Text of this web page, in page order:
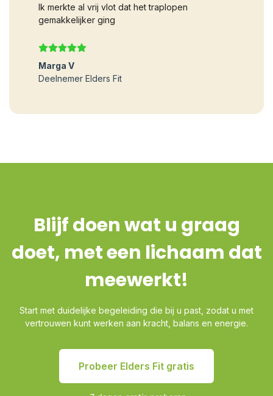
Ik merkte al vrij vlot dat het traplopen
gemakkelijker ging
Marga V
Deelnemer Elders Fit
Blijf doen wat u graag
doet, met een lichaam dat
meewerkt!
Start met duidelijke begeleiding die bij u past, zodat u met
vertrouwen kunt werken aan kracht, balans en energie.
Probeer Elders Fit gratis